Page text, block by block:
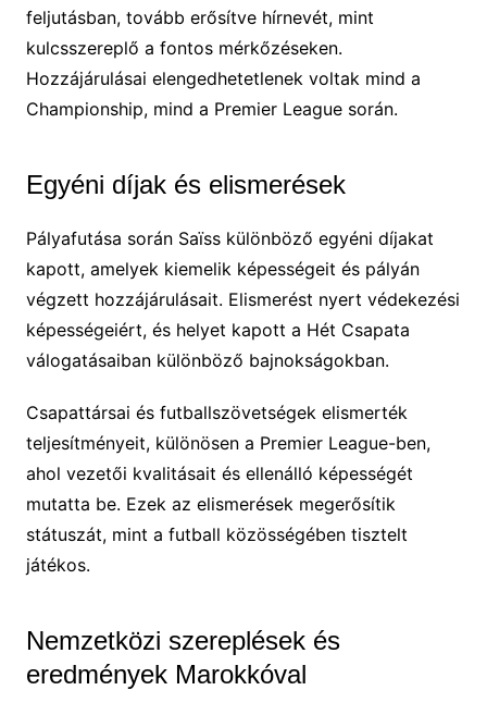
feljutásban, tovább erősítve hírnevét, mint
kulcsszereplő a fontos mérkőzéseken.
Hozzájárulásai elengedhetetlenek voltak mind a
Championship, mind a Premier League során.
Egyéni díjak és elismerések
Pályafutása során Saïss különböző egyéni díjakat
kapott, amelyek kiemelik képességeit és pályán
végzett hozzájárulásait. Elismerést nyert védekezési
képességeiért, és helyet kapott a Hét Csapata
válogatásaiban különböző bajnokságokban.
Csapattársai és futballszövetségek elismerték
teljesítményeit, különösen a Premier League-ben,
ahol vezetői kvalitásait és ellenálló képességét
mutatta be. Ezek az elismerések megerősítik
státuszát, mint a futball közösségében tisztelt
játékos.
Nemzetközi szereplések és
eredmények Marokkóval